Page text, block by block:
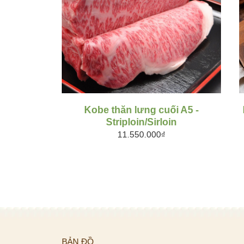
MUA HÀNG
Kobe thăn lưng cuối A5 -
Striploin/Sirloin
11.550.000₫
BẢN ĐỒ